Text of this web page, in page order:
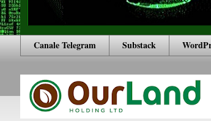
Canale Telegram Substack